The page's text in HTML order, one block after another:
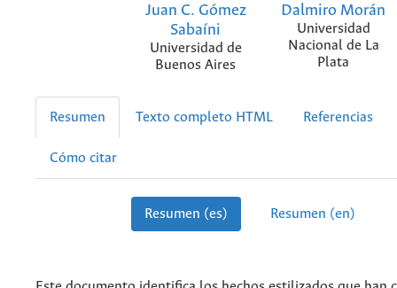
Juan C. Gómez
Sabaíni
Universidad de
Buenos Aires
Dalmiro Morán
Universidad
Nacional de La
Plata
Resumen Texto completo HTML Referencias
Cómo citar
Resumen (es) Resumen (en)